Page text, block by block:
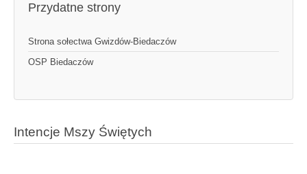
Przydatne strony
Strona sołectwa Gwizdów-Biedaczów
OSP Biedaczów
Intencje Mszy Świętych